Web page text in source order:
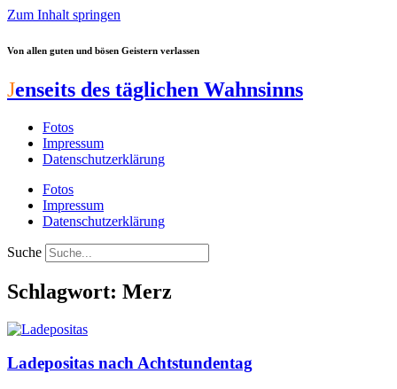
Zum Inhalt springen
Von allen guten und bösen Geistern verlassen
Jenseits des täglichen Wahnsinns
Fotos
Impressum
Datenschutzerklärung
Fotos
Impressum
Datenschutzerklärung
Suche
Schlagwort: Merz
Ladepositas nach Achtstundentag